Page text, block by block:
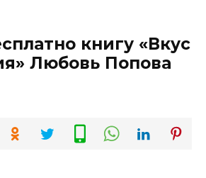
книгу «Вкус
Любовь Попова